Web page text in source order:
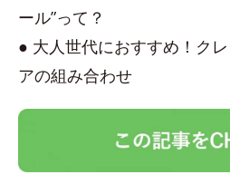
ール”って？
● 大人世代におすすめ！ク
アの組み合わせ